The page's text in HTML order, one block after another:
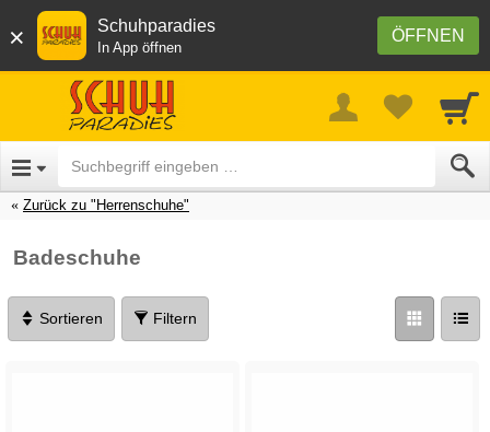
× ÖFFNEN
Schuhparadies
In App öffnen
Zurück zu "Herrenschuhe"
Badeschuhe
Sortieren Filtern